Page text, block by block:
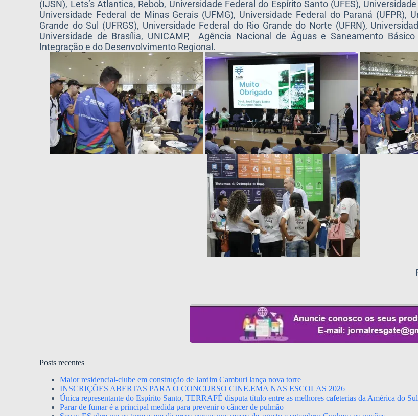
(IJSN), Lets’s Atlantica, Rebob, Universidade Federal do Espírito Santo (UFES),
Universidade Federal de Minas Gerais (UFMG), Universidade Federal do Paraná (UFPR),
Grande do Sul (UFRGS), Universidade Federal do Rio Grande do Norte (UFRN),
Universidade de Brasília, UNICAMP, Agência Nacional de Águas e Saneamento
Integração e do Desenvolvimento Regional.
Posts recentes
Maior residencial-clube em construção de Jardim Camburi lança nova torre
INSCRIÇÕES ABERTAS PARA O CONCURSO CINE.EMA NAS ESCOLAS 2026
Única representante do Espírito Santo, TERRAFÉ disputa título entre as melhores cafeterias da América do Sul
Parar de fumar é a principal medida para prevenir o câncer de pulmão